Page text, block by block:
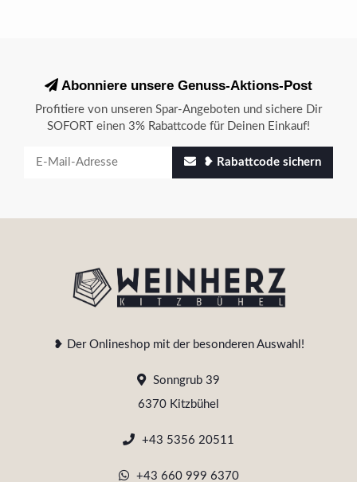
Abonniere unsere Genuss-Aktions-Post
Profitiere von unseren Spar-Angeboten und sichere Dir
SOFORT einen 3% Rabattcode für Deinen Einkauf!
❥ Rabattcode sichern
❥ Der Onlineshop mit der besonderen Auswahl!
Sonngrub 39
6370 Kitzbühel
+43 5356 20511
+43 660 999 6370